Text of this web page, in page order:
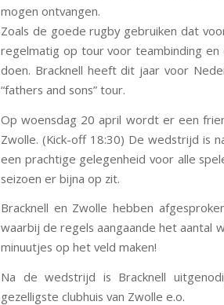
mogen ontvangen.
Zoals de goede rugby gebruiken dat
regelmatig op tour voor teambinding
doen. Bracknell heeft dit jaar voor
“fathers and sons” tour.
Op woensdag 20 april wordt er een
Zwolle. (Kick-off 18:30) De wedstrijd is
een prachtige gelegenheid voor alle
seizoen er bijna op zit.
Bracknell en Zwolle hebben
waarbij de regels aangaande het aantal
minuutjes op het veld maken!
Na de wedstrijd is Bracknell
gezelligste clubhuis van Zwolle e.o.